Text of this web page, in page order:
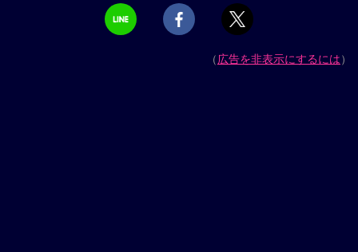
（広告を非表示にするには）